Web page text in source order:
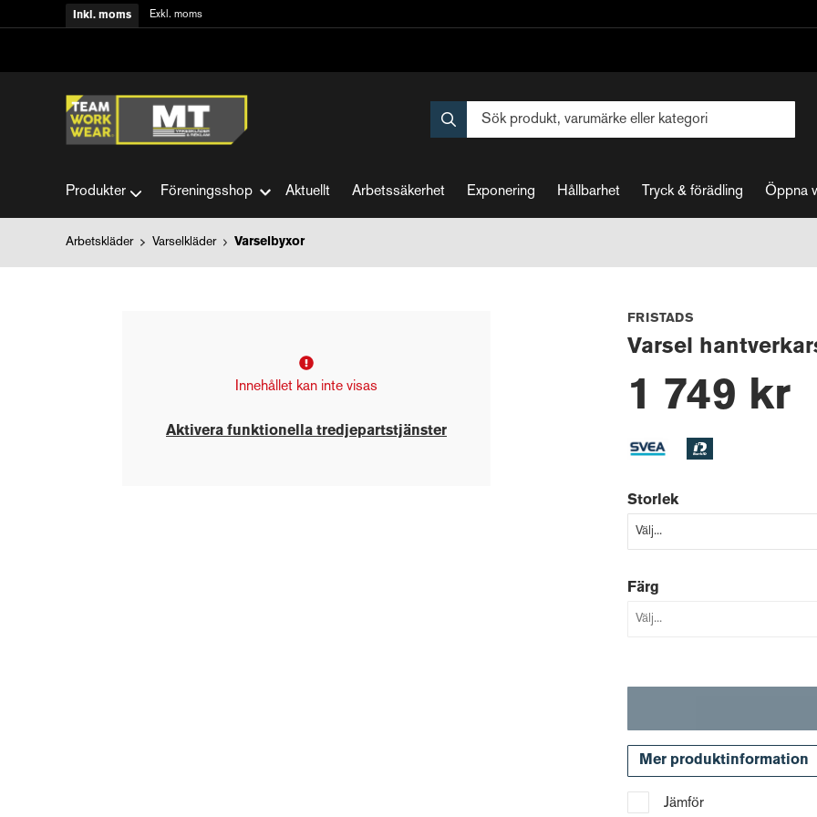
Inkl. moms Exkl. moms
Produkter Föreningsshop Aktuellt Arbetssäkerhet Exponering Hållbarhet Tryck & förädling Öppna
Arbetskläder Varselkläder Varselbyxor
Innehållet kan inte visas
Aktivera funktionella tredjepartstjänster
FRISTADS
Varsel
1 749 kr
Storlek
Färg
Mer produktinformation
Jämför